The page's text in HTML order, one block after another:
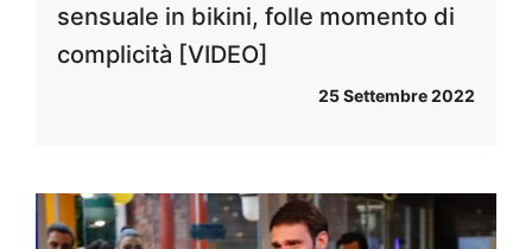
sensuale in bikini, folle momento di
complicità [VIDEO]
25 Settembre 2022